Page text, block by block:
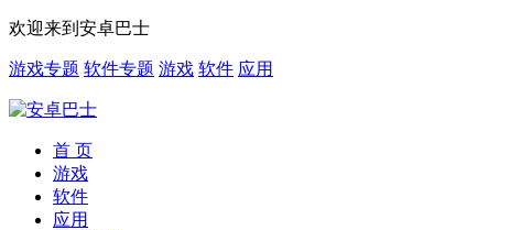
欢迎来到安卓巴士
游戏专题 软件专题 游戏 软件 应用
首 页
游戏
软件
应用